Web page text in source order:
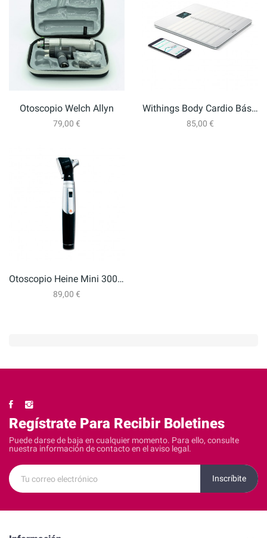
Otoscopio Welch Allyn
79,00 €
Withings Body Cardio Báscula Inalámbrica...
85,00 €
Otoscopio Heine Mini 3000 Led
89,00 €
Regístrate Para Recibir Boletines
Puede darse de baja en cualquier momento. Para ello, consulte
nuestra información de contacto en el aviso legal.